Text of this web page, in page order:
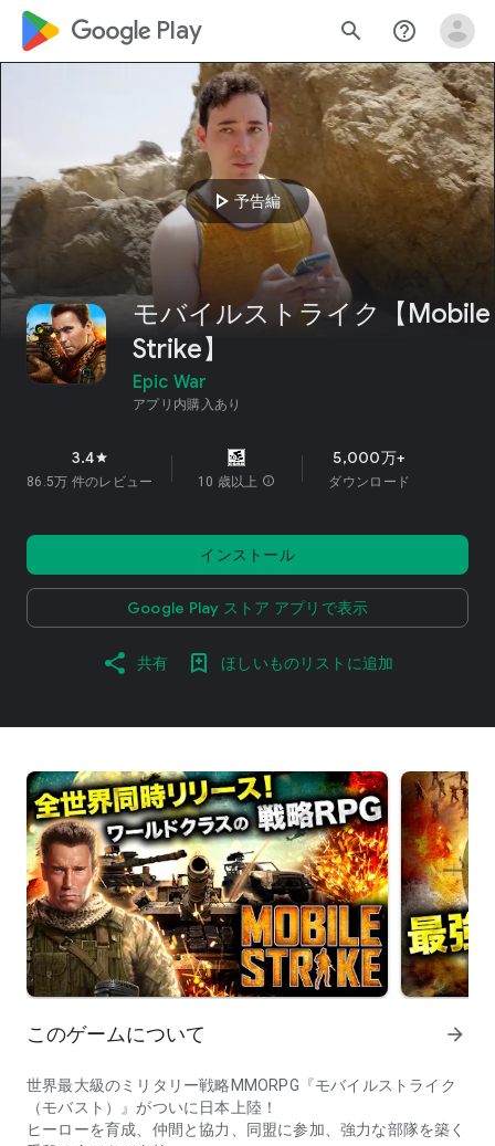
google_logo Play search help_outline
play_arrow 予告編
モバイルストライク【Mobile
Strike】
Epic War
アプリ内購入あり
3.4star
86.5万 件のレビュー 10 歳以上 info
5,000万+
ダウンロード
インストール
Google Play ストア アプリで表示
共有 ほしいものリストに追加
このゲームについて arrow_forward
世界最大級のミリタリー戦略MMORPG『モバイルストライク
（モバスト）』がついに日本上陸！
ヒーローを育成、仲間と協力、同盟に参加、強力な部隊を築く